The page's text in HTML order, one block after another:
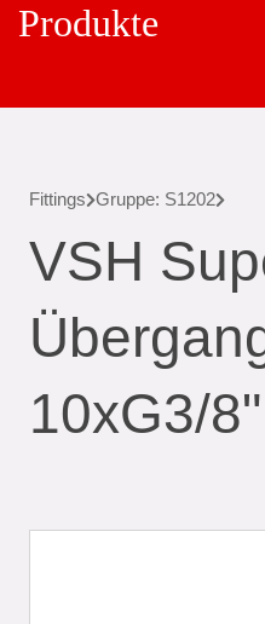
Produkte
Fittings Gruppe: S1202
VSH
10xG3/